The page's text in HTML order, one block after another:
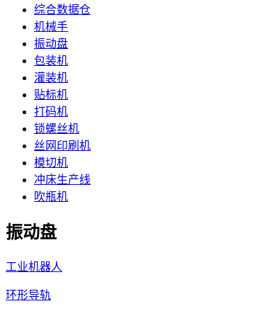
综合数据仓
机械手
振动盘
包装机
灌装机
贴标机
打码机
锁螺丝机
丝网印刷机
模切机
冲床生产线
吹瓶机
振动盘
工业机器人
环形导轨